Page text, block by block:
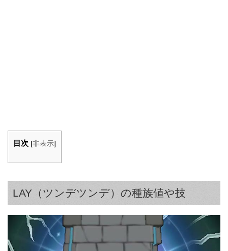
目次 [非表示]
LAY（ツンデツンデ）の種族値や技